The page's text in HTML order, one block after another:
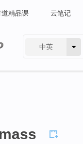
道精品课 云笔记
中英